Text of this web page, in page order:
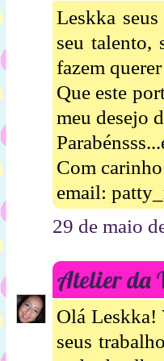
Leskka
seu talento,
fazem
Que este
meu desejo
Com
email:
29 de maio
Atelier da
Olá Leskka!
seus